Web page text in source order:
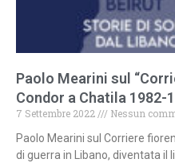
Paolo Mearini sul
Condor a Chatila 1982-
7 Settembre 2022
Nessun
Paolo Mearini sul Corriere
di guerra in Libano, diventata il